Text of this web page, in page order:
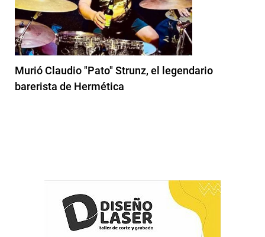
Murió Claudio "Pato" Strunz, el legendario
barerista de Hermética